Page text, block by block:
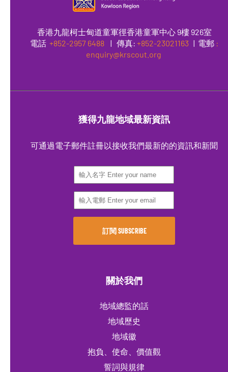
香港九龍柯士甸道童軍徑香港童軍中心 9樓 926室
電話 +852-2957 6488 | 傳真: +852-23021163 | 電郵 :
enquiry@krscout.org
獲得九龍地域最新資訊
可通過電子郵件註冊以接收我們最新的的資訊和新聞
關於我們
地域總監的話
地域歷史
地域徽
抱負、使命、價值觀
誓詞與規律